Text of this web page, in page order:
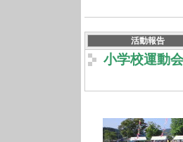
活動報告
小学校運動会